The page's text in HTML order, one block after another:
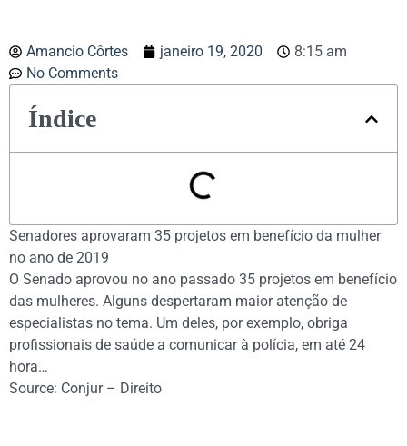
Amancio Côrtes janeiro 19, 2020
8:15 am
No Comments
Índice
Senadores aprovaram 35 projetos em benefício da mulher
no ano de 2019
O Senado aprovou no ano passado 35 projetos em benefício
das mulheres. Alguns despertaram maior atenção de
especialistas no tema. Um deles, por exemplo, obriga
profissionais de saúde a comunicar à polícia, em até 24
hora…
Source: Conjur – Direito